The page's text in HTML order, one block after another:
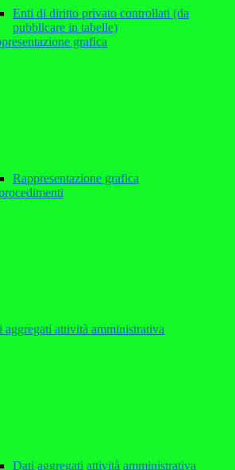
Enti di diritto privato controllati (da
pubblicare in tabelle)
grafica
Rappresentazione grafica
aggregati attività amministrativa
Dati aggregati attività amministrativa